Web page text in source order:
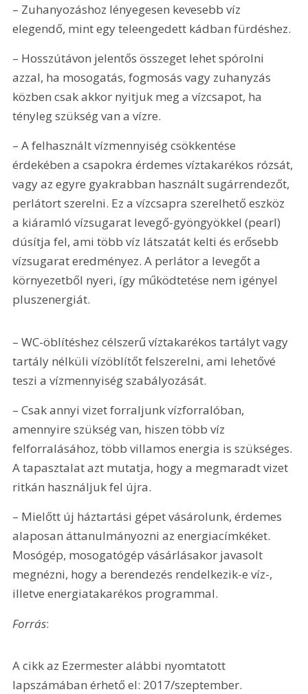
– Zuhanyozáshoz lényegesen kevesebb víz
elegendő, mint egy teleengedett kádban fürdéshez.
– Hosszútávon jelentős összeget lehet spórolni
azzal, ha mosogatás, fogmosás vagy zuhanyzás
közben csak akkor nyitjuk meg a vízcsapot, ha
tényleg szükség van a vízre.
– A felhasznált vízmennyiség csökkentése
érdekében a csapokra érdemes víztakarékos rózsát,
vagy az egyre gyakrabban használt sugárrendezőt,
perlátort szerelni. Ez a vízcsapra szerelhető eszköz
a kiáramló vízsugarat levegő-gyöngyökkel (pearl)
dúsítja fel, ami több víz látszatát kelti és erősebb
vízsugarat eredményez. A perlátor a levegőt a
környezetből nyeri, így működtetése nem igényel
pluszenergiát.
– WC-öblítéshez célszerű víztakarékos tartályt vagy
tartály nélküli vízöblítőt felszerelni, ami lehetővé
teszi a vízmennyiség szabályozását.
– Csak annyi vizet forraljunk vízforralóban,
amennyire szükség van, hiszen több víz
felforralásához, több villamos energia is szükséges.
A tapasztalat azt mutatja, hogy a megmaradt vizet
ritkán használjuk fel újra.
– Mielőtt új háztartási gépet vásárolunk, érdemes
alaposan áttanulmányozni az energiacímkéket.
Mosógép, mosogatógép vásárlásakor javasolt
megnézni, hogy a berendezés rendelkezik-e víz-,
illetve energiatakarékos programmal.
Forrás:
A cikk az Ezermester alábbi nyomtatott
lapszámában érhető el: 2017/szeptember.